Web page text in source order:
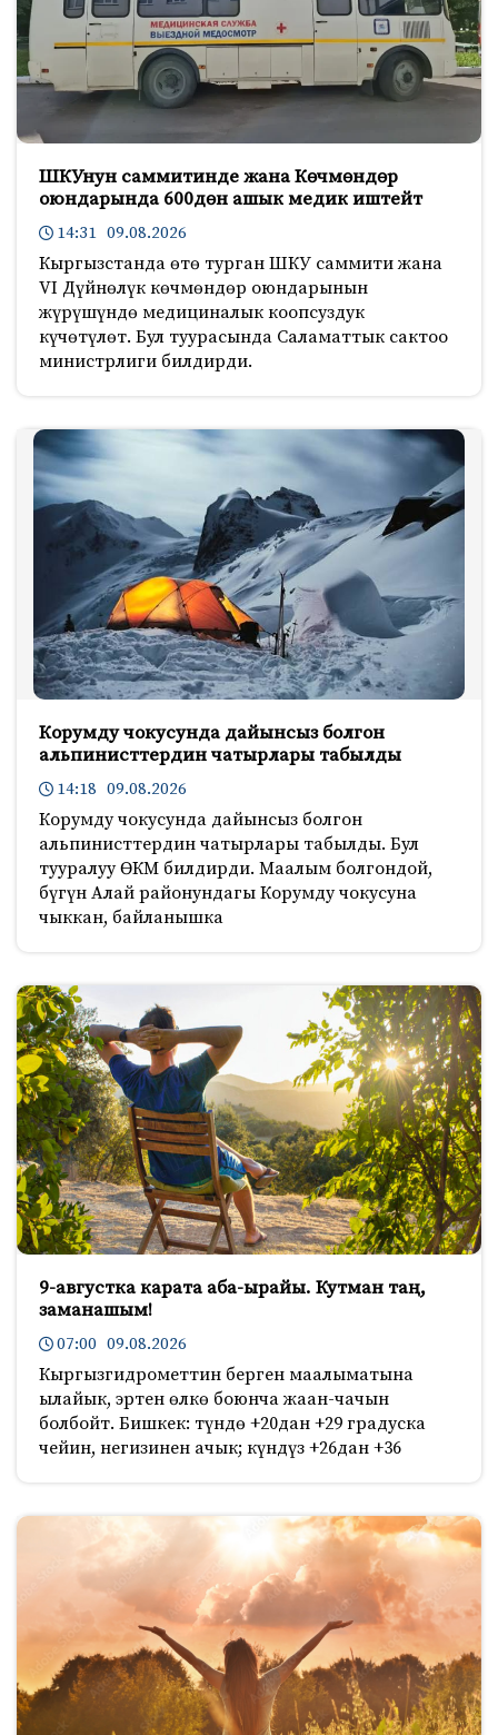
ШКУнун саммитинде жана Көчмөндөр
оюндарында 600дөн ашык медик иштейт
14:31 09.08.2026
Кыргызстанда өтө турган ШКУ саммити жана
VI Дүйнөлүк көчмөндөр оюндарынын
жүрүшүндө медициналык коопсуздук
күчөтүлөт. Бул туурасында Саламаттык сактоо
министрлиги билдирди.
Корумду чокусунда дайынсыз болгон
альпинисттердин чатырлары табылды
14:18 09.08.2026
Корумду чокусунда дайынсыз болгон
альпинисттердин чатырлары табылды. Бул
тууралуу ӨКМ билдирди. Маалым болгондой,
бүгүн Алай районундагы Корумду чокусуна
чыккан, байланышка
9-августка карата аба-ырайы. Кутман таң,
заманашым!
07:00 09.08.2026
Кыргызгидрометтин берген маалыматына
ылайык, эртен өлкө боюнча жаан-чачын
болбойт. Бишкек: түндө +20дан +29 градуска
чейин, негизинен ачык; күндүз +26дан +36